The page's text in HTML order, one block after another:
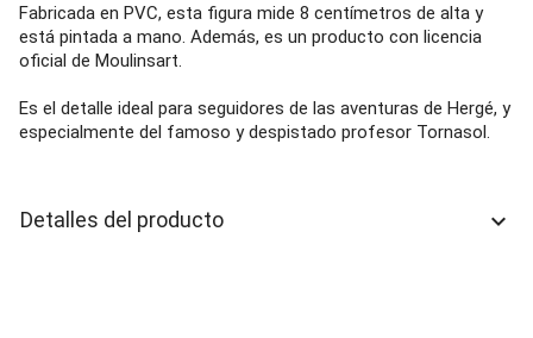
Fabricada en PVC, esta figura mide 8 centímetros de alta y
está pintada a mano. Además, es un producto con licencia
oficial de Moulinsart.
Es el detalle ideal para seguidores de las aventuras de Hergé, y
especialmente del famoso y despistado profesor Tornasol.
Detalles del producto keyboard_arrow_down